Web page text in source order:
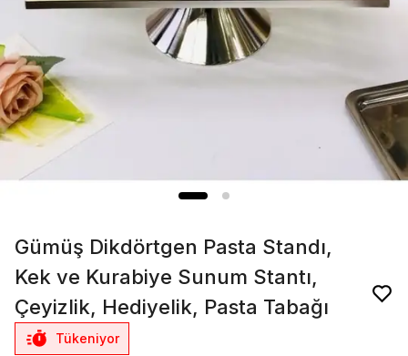
Gümüş Dikdörtgen Pasta Standı,
Kek ve Kurabiye Sunum Stantı,
Çeyizlik, Hediyelik, Pasta Tabağı
Tükeniyor